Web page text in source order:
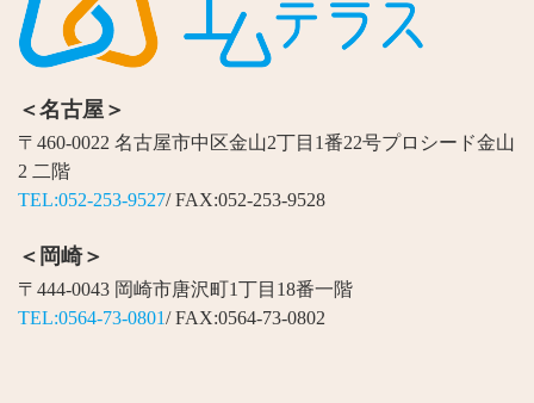
＜名古屋＞
〒460-0022 名古屋市中区金山2丁目1番22号プロシード金山
2 二階
TEL:052-253-9527/ FAX:052-253-9528
＜岡崎＞
〒444-0043 岡崎市唐沢町1丁目18番一階
TEL:0564-73-0801/ FAX:0564-73-0802